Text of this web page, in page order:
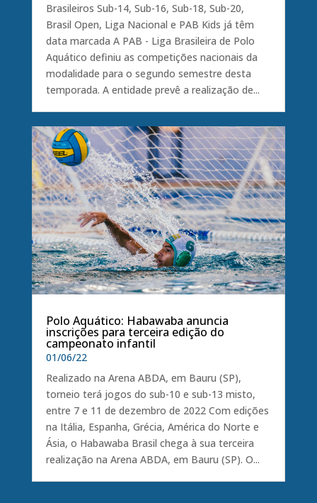
Brasileiros Sub-14, Sub-16, Sub-18, Sub-20,
Brasil Open, Liga Nacional e PAB Kids já têm
data marcada A PAB - Liga Brasileira de Polo
Aquático definiu as competições nacionais da
modalidade para o segundo semestre desta
temporada. A entidade prevê a realização de...
Polo Aquático: Habawaba anuncia
inscrições para terceira edição do
campeonato infantil
01/06/22
Realizado na Arena ABDA, em Bauru (SP),
torneio terá jogos do sub-10 e sub-13 misto,
entre 7 e 11 de dezembro de 2022 Com edições
na Itália, Espanha, Grécia, América do Norte e
Ásia, o Habawaba Brasil chega à sua terceira
realização na Arena ABDA, em Bauru (SP). O...